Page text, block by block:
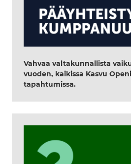
Vahvaa valtakunnallista
vuoden, kaikissa Kasvu
tapahtumissa.